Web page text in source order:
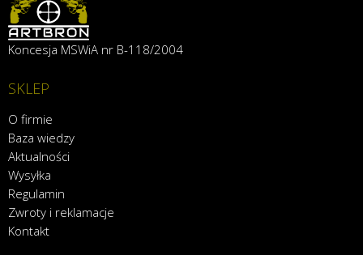
Koncesja MSWiA nr B-118/2004
SKLEP
O firmie
Baza wiedzy
Aktualności
Wysyłka
Regulamin
Zwroty i reklamacje
Kontakt